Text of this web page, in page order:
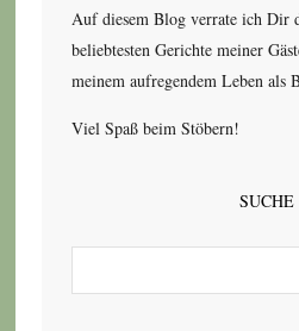
Auf diesem Blog verrate ich Dir
beliebtesten Gerichte meiner
meinem aufregendem Leben als
Viel Spaß beim Stöbern!
SUCHE